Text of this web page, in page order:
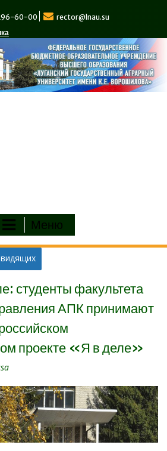
60-00
rector@lnau.su
Меню
студенты факультета
АПК принимают
проекте «Я в деле»